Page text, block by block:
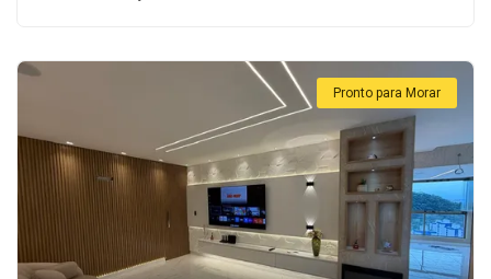
Pronto para Morar